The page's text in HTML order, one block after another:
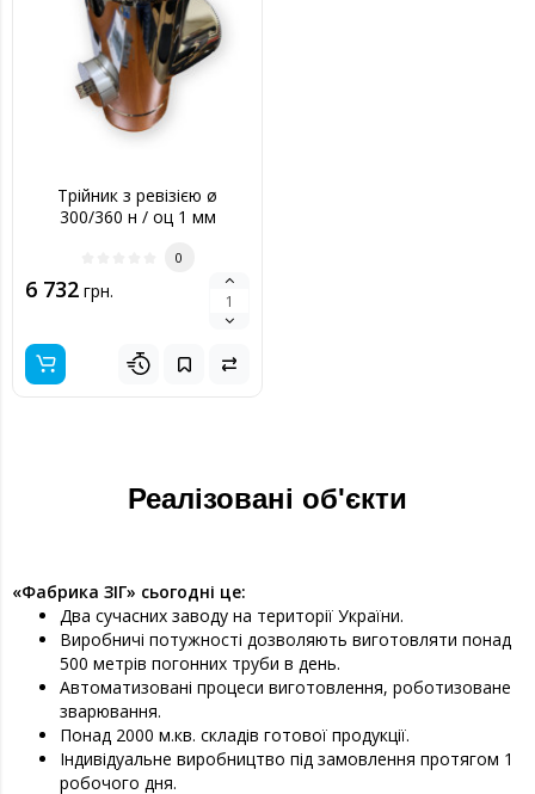
Трійник з ревізією ø
300/360 н / оц 1 мм
0
6 732 грн.
Реалізовані об'єкти
«Фабрика ЗІГ» сьогодні це:
Два сучасних заводу на території України.
Виробничі потужності дозволяють виготовляти понад
500 метрів погонних труби в день.
Автоматизовані процеси виготовлення, роботизоване
зварювання.
Понад 2000 м.кв. складів готової продукції.
Індивідуальне виробництво під замовлення протягом 1
робочого дня.